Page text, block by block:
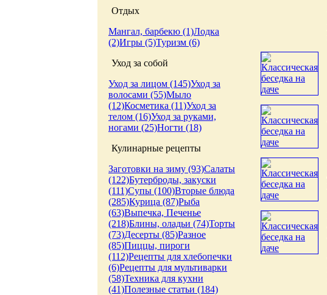
Отдых
Мангал, барбекю (1)Лодка
(2)Игры (5)Туризм (6)
Уход за собой
Уход за лицом (145)Уход за
волосами (55)Мыло
(12)Косметика (11)Уход за
телом (16)Уход за руками,
ногами (25)Ногти (18)
Кулинарные рецепты
Заготовки на зиму (93)Салаты
(122)Бутерброды, закуски
(111)Супы (100)Вторые блюда
(285)Курица (87)Рыба
(63)Выпечка, Печенье
(218)Блины, оладьи (74)Торты
(73)Десерты (85)Разное
(85)Пиццы, пироги
(112)Рецепты для хлебопечки
(6)Рецепты для мультиварки
(58)Техника для кухни
(41)Полезные статьи (184)